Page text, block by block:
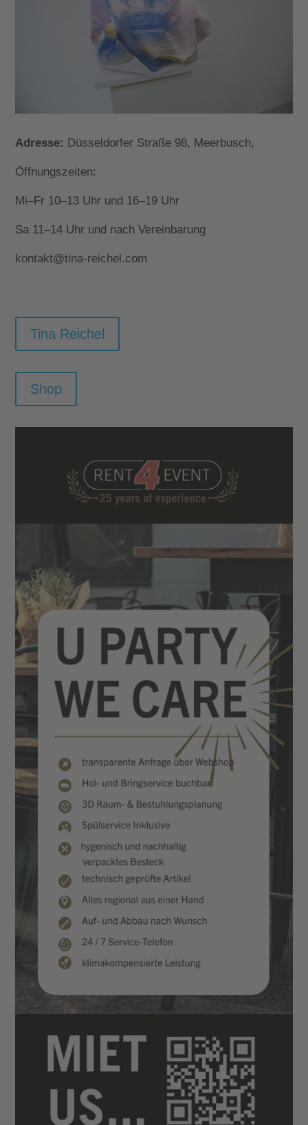
Adresse: Düsseldorfer Straße 98, Meerbusch,
Öffnungszeiten:
Mi–Fr 10–13 Uhr und 16–19 Uhr
Sa 11–14 Uhr und nach Vereinbarung
kontakt@tina-reichel.com
Tina Reichel
Shop